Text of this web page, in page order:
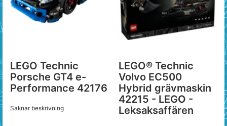
LEGO Technic
Porsche GT4 e-
Performance 42176
Saknar beskrivning
LEGO® Technic
Volvo EC500
Hybrid grävmaskin
42215 - LEGO -
Leksaksaffären